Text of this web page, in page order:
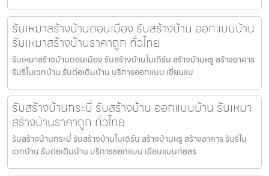
รับเหมาสร้างบ้านดอนเมือง รับสร้างบ้าน ออกแบบบ้าน
รับเหมาสร้างบ้านราคาถูก ทั่วไทย
รับเหมาสร้างบ้านดอนเมือง รับสร้างบ้านโมเดิร์น สร้างบ้านหรู สร้างอาคาร
รับรีโนเวทบ้าน รับต่อเติมบ้าน บริการออกแบบ เขียนแบ
รับสร้างบ้านกระบี่ รับสร้างบ้าน ออกแบบบ้าน รับเหมา
สร้างบ้านราคาถูก ทั่วไทย
รับสร้างบ้านกระบี่ รับสร้างบ้านโมเดิร์น สร้างบ้านหรู สร้างอาคาร รับรีโน
เวทบ้าน รับต่อเติมบ้าน บริการออกแบบ เขียนแบบก่อสร